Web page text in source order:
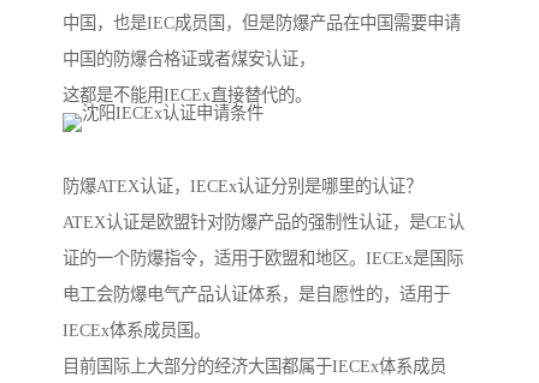
中国，也是IEC成员国，但是防爆产品在中国需要申请
中国的防爆合格证或者煤安认证，
这都是不能用IECEx直接替代的。
防爆ATEX认证，IECEx认证分别是哪里的认证？
ATEX认证是欧盟针对防爆产品的强制性认证，是CE认
证的一个防爆指令，适用于欧盟和地区。IECEx是国际
电工会防爆电气产品认证体系，是自愿性的，适用于
IECEx体系成员国。
目前国际上大部分的经济大国都属于IECEx体系成员